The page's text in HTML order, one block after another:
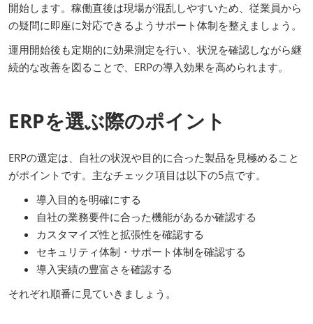
開始します。稼働直後は現場が混乱しやすいため、従業員から
の疑問に即座に対応できるようサポート体制を整えましょう。
運用開始後も定期的に効果測定を行い、状況を確認しながら継
続的な改善を図ることで、ERPの導入効果を高められます。
ERPを選ぶ際のポイント
ERPの選定は、自社の状況や目的に合った製品を見極めること
がポイントです。主なチェック項目は以下の5点です。
導入目的を明確にする
自社の業務要件に合った機能があるか確認する
カスタマイズ性と拡張性を確認する
セキュリティ体制・サポート体制を確認する
導入実績の豊富さを確認する
それぞれ順番に見ていきましょう。